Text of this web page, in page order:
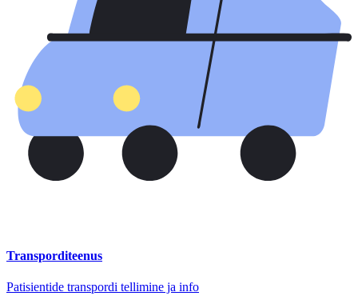
Transporditeenus
Patisientide transpordi tellimine ja info